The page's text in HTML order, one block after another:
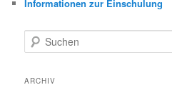
Informationen zur Einschulung
u
h
ARCHIV